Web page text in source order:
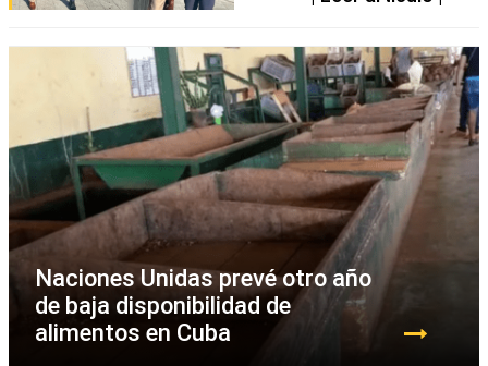
Naciones Unidas prevé otro año
de baja disponibilidad de
alimentos en Cuba